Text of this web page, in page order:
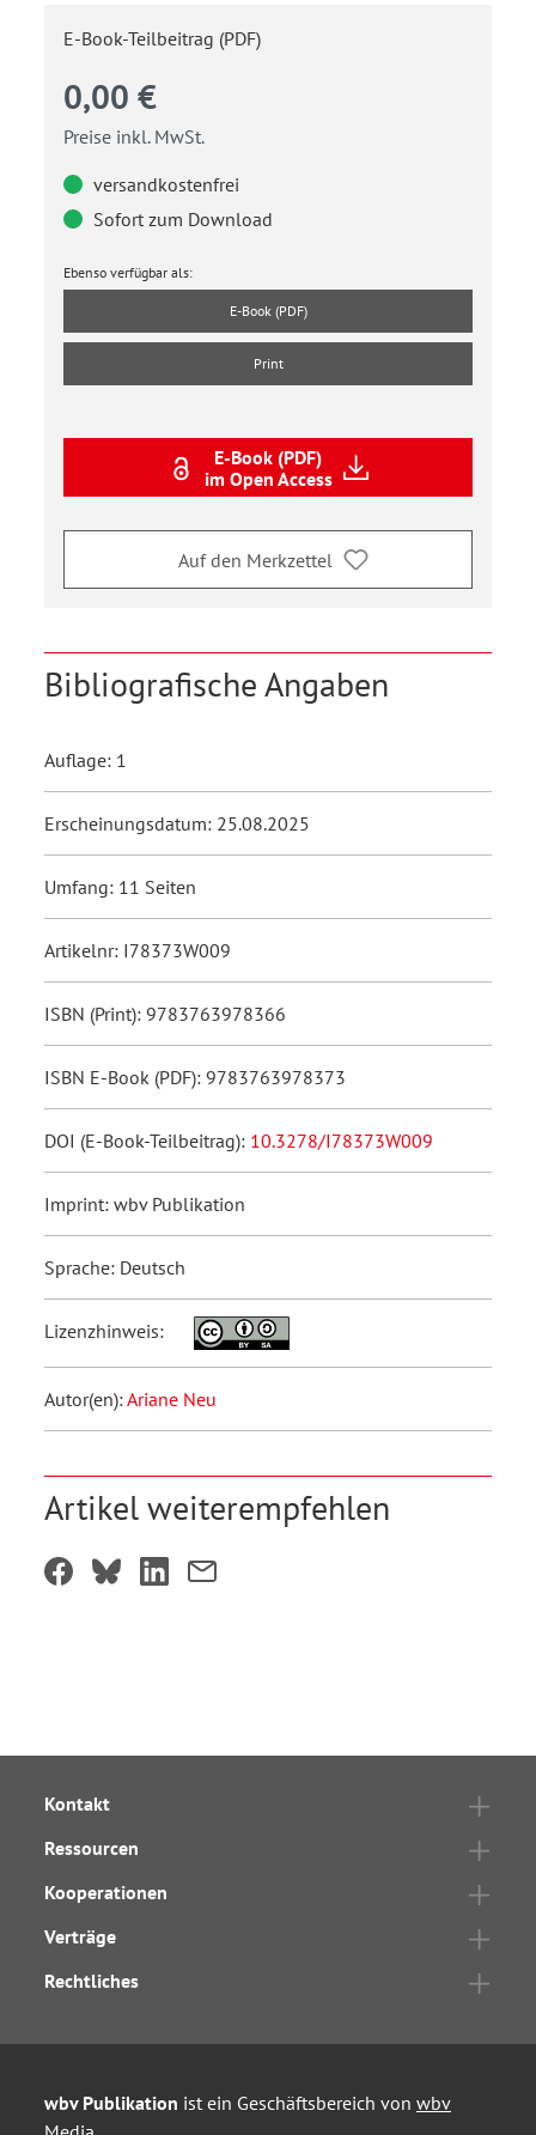
E-Book-Teilbeitrag (PDF)
0,00 €
Preise inkl. MwSt.
versandkostenfrei
Sofort zum Download
Ebenso verfügbar als:
E-Book (PDF)
Print
E-Book (PDF)
im Open Access
Auf den Merkzettel
Bibliografische Angaben
Auflage: 1
Erscheinungsdatum: 25.08.2025
Umfang: 11 Seiten
Artikelnr: I78373W009
ISBN (Print): 9783763978366
ISBN E-Book (PDF): 9783763978373
DOI (E-Book-Teilbeitrag): 10.3278/I78373W009
Imprint: wbv Publikation
Sprache: Deutsch
Lizenzhinweis:
Autor(en):Ariane Neu
Artikel weiterempfehlen
Kontakt
Ressourcen
Kooperationen
Verträge
Rechtliches
wbv Publikation ist ein Geschäftsbereich von wbv